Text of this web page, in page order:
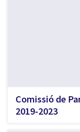
Comissió de
2019-2023